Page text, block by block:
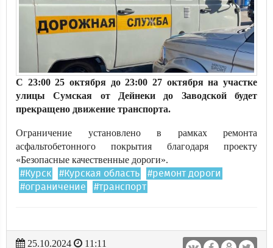
С 23:00 25 октября до 23:00 27 октября на участке
улицы Сумская от Дейнеки до Заводской будет
прекращено движение транспорта.
Ограничение установлено в рамках ремонта
асфальтобетонного покрытия благодаря проекту
«Безопасные качественные дороги».
#Курск #Курская область
#ремонт дороги
#ограничение
#транспорт
25.10.2024
11:11